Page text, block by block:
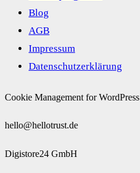
Blog
AGB
Impressum
Datenschutzerklärung
Cookie Management for WordPress
hello@hellotrust.de
Digistore24 GmbH